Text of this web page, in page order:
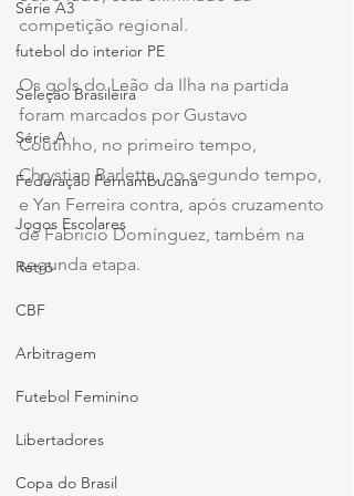
Série A3
futebol do interior PE
Seleção Brasileira
Série A
Federação Pernambucana
Jogos Escolares
Retrô
CBF
Arbitragem
Futebol Feminino
Libertadores
Copa do Brasil
competição regional.
Os gols do Leão da Ilha na partida
foram marcados por Gustavo
Coutinho, no primeiro tempo,
Chrystian Barletta, no segundo tempo,
e Yan Ferreira contra, após cruzamento
de Fabricio Domínguez, também na
segunda etapa.